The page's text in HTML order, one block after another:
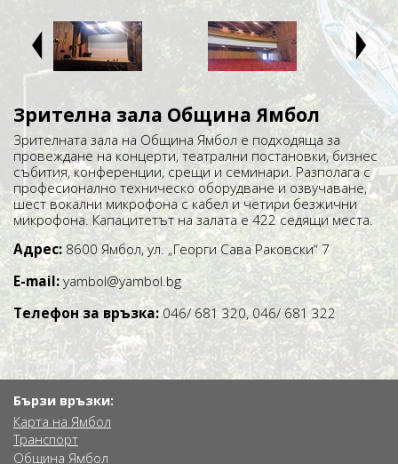
ţ Ţ
Зрителна зала Община Ямбол
Зрителната зала на Община Ямбол е подходяща за
провеждане на концерти, театрални постановки, бизнес
събития, конференции, срещи и семинари. Разполага с
професионално техническо оборудване и озвучаване,
шест вокални микрофона с кабел и четири безжични
микрофона. Капацитетът на залата е 422 седящи места.
Адрес:8600 Ямбол, ул. „Георги Сава Раковски“ 7
Е-mail:yambol@yambol.bg
Tелефон за връзка:046/ 681 320, 046/ 681 322
Бързи връзки:
Карта на Ямбол
Транспорт
Община Ямбол